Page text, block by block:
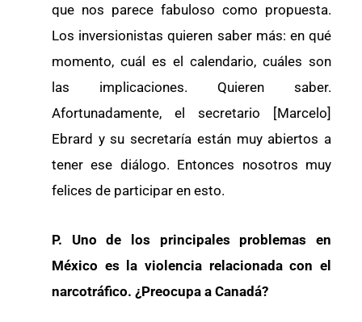
que nos parece fabuloso como propuesta.
Los inversionistas quieren saber más: en qué
momento, cuál es el calendario, cuáles son
las implicaciones. Quieren saber.
Afortunadamente, el secretario [Marcelo]
Ebrard y su secretaría están muy abiertos a
tener ese diálogo. Entonces nosotros muy
felices de participar en esto.
P. Uno de los principales problemas en
México es la violencia relacionada con el
narcotráfico. ¿Preocupa a Canadá?